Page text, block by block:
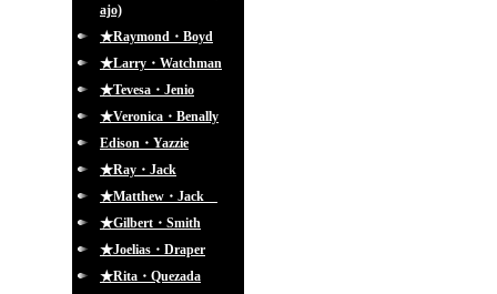
ajo)
★Raymond・Boyd
★Larry・Watchman
★Tevesa・Jenio
★Veronica・Benally
Edison・Yazzie
★Ray・Jack
★Matthew・Jack
★Gilbert・Smith
★Joelias・Draper
★Rita・Quezada